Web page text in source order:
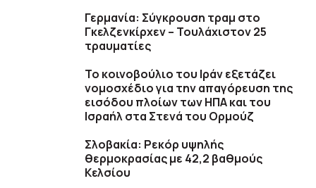
Γερμανία: Σύγκρουση τραμ στο
Γκελζενκίρχεν – Τουλάχιστον 25
τραυματίες
To κοινοβούλιο του Ιράν εξετάζει
νομοσχέδιο για την απαγόρευση της
εισόδου πλοίων των ΗΠΑ και του
Ισραήλ στα Στενά του Ορμούζ
Σλοβακία: Ρεκόρ υψηλής
θερμοκρασίας με 42,2 βαθμούς
Κελσίου